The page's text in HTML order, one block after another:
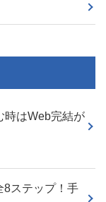
時はWeb完結が
8ステップ！手